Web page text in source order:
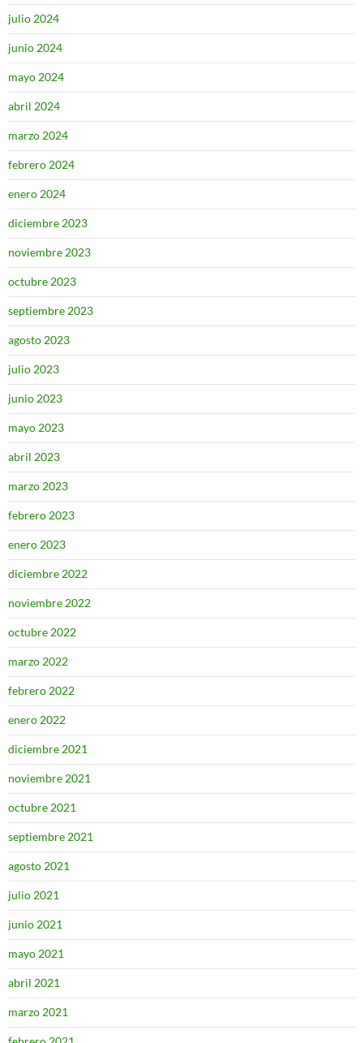
julio 2024
junio 2024
mayo 2024
abril 2024
marzo 2024
febrero 2024
enero 2024
diciembre 2023
noviembre 2023
octubre 2023
septiembre 2023
agosto 2023
julio 2023
junio 2023
mayo 2023
abril 2023
marzo 2023
febrero 2023
enero 2023
diciembre 2022
noviembre 2022
octubre 2022
marzo 2022
febrero 2022
enero 2022
diciembre 2021
noviembre 2021
octubre 2021
septiembre 2021
agosto 2021
julio 2021
junio 2021
mayo 2021
abril 2021
marzo 2021